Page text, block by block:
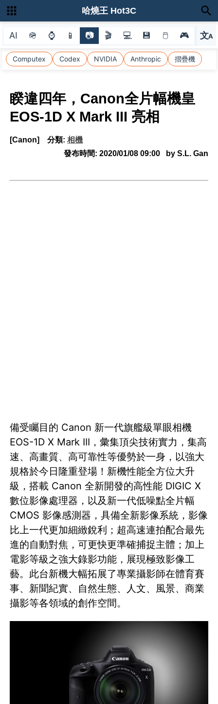
AI 🪖 ⌚ 📱 📷 🎬 💻 💾 🖱 🎮 文A
選
Computex Codex NVIDIA Anthropic 摺疊機
哈燒王 Hot3C
睽違四年，Canon全片幅機皇
EOS-1D X Mark III 亮相
[Canon] 分類: 相機
發布時間: 2020/01/08 09:00 by S.L. Gan
備受矚目的 Canon 新一代旗艦級單眼相機
EOS-1D X Mark III，彙集頂尖技術實力，集高
速、高畫質、高可靠性等優勢於一身，以強大
規格於今日隆重登場！新機性能全方位大升
級，搭載 Canon 全新開發的高性能 DIGIC X
數位影像處理器，以及新一代低噪點全片幅
CMOS 影像感測器，具備全新影像系統，影像
比上一代更加細緻銳利；超高速連拍配合最先
進的自動對焦，可更快更準確捕捉主體；加上
電影等級之強大錄影功能，展現極致影像工
藝。此台新機大幅拓展了專業攝影師在體育賽
事、新聞紀實、自然生態、人文、風景、商業
攝影等各領域的創作空間。